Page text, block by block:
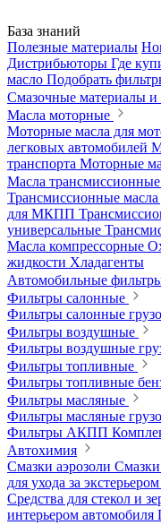
База знаний
Полезные материалы
Дистрибьюторы Где
масло Подобрать
Смазочные материалы и
Масла моторные
Моторные масла для
легковых автомобилей
транспорта Моторные
Масла трансмиссионные
Трансмиссионные
для МКПП
универсальные
Масла компрессорные
жидкости Хладагенты
Автомобильные
Фильтры салонные
Фильтры салонные
Фильтры воздушные
Фильтры воздушные
Фильтры топливные
Фильтры топливные
Фильтры масляные
Фильтры масляные
Фильтры АКПП
Автохимия
Смазки аэрозоли
для ухода за
Средства для стекол и
интерьером автомобиля